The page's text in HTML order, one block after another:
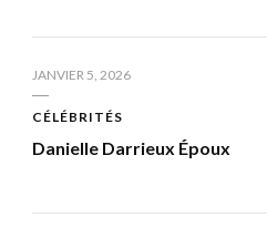
JANVIER 5, 2026
CÉLÉBRITÉS
Danielle Darrieux Époux